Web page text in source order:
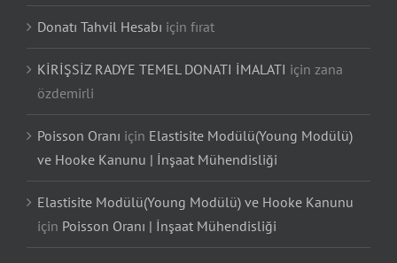
Donatı Tahvil Hesabı için fırat
KİRİŞSİZ RADYE TEMEL DONATI İMALATI için zana
özdemirli
Poisson Oranı için Elastisite Modülü(Young Modülü)
ve Hooke Kanunu | İnşaat Mühendisliği
Elastisite Modülü(Young Modülü) ve Hooke Kanunu
için Poisson Oranı | İnşaat Mühendisliği